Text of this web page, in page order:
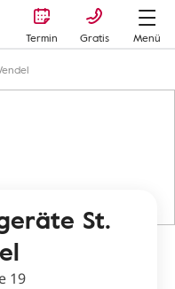
Termin Gratis
Menü
St.
19